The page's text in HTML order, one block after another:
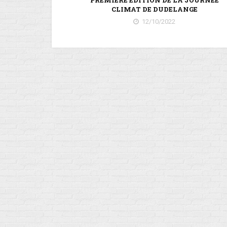
CLIMAT DE DUDELANGE
12/10/2022